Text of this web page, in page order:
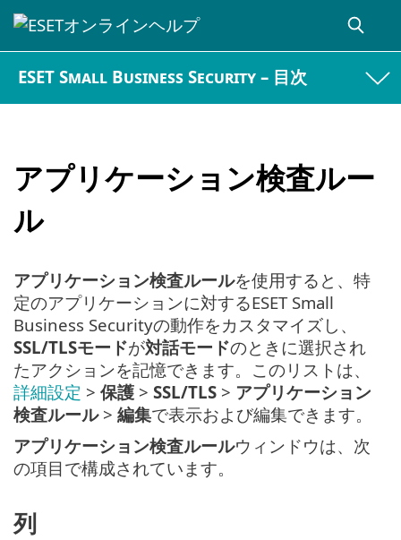
ESET Small Business Security – 目次
アプリケーション検査ルー
ル
アプリケーション検査ルールを使用すると、特
定のアプリケーションに対するESET Small
Business Securityの動作をカスタマイズし、
SSL/TLSモードが対話モードのときに選択され
たアクションを記憶できます。このリストは、
詳細設定 > 保護 > SSL/TLS > アプリケーション
検査ルール> 編集で表示および編集できます。
アプリケーション検査ルールウィンドウは、次
の項目で構成されています。
列